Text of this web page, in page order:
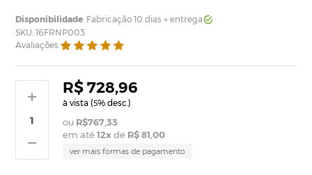
Disponibilidade: Fabricação 10 dias + entrega
SKU: 16FRNP003
Avaliações
R$ 728,96
à vista (5% desc.)
R$767,33
em até12x de R$ 81,00
ver mais formas de pagamento